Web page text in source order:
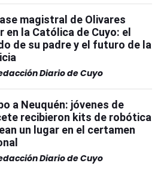
magistral de Olivares
en la Católica de Cuyo: el
de su padre y el futuro de la
Diario de Cuyo
a Neuquén: jóvenes de
recibieron kits de robótica
un lugar en el certamen
Diario de Cuyo